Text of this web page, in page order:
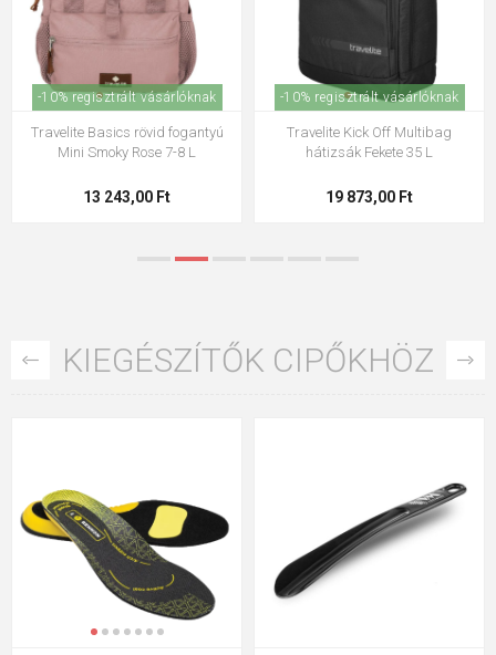
-10% regisztrált vásárlóknak
Hátizsák Aeronautica Militare
Frecce AM-348-33 khaki 22 L
59 483,00 Ft
-10% regisztrált vásárlóknak
Hátizsák mono Aeronautica
Militare Bolt AM-492-01 fekete 2,4
23 630,00 Ft
KIEGÉSZÍTŐK CIPŐKHÖZ